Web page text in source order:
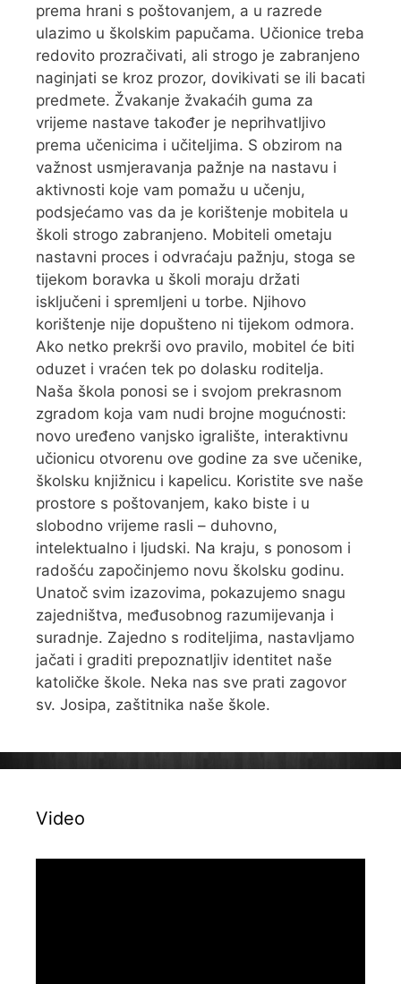
prema hrani s poštovanjem, a u razrede
ulazimo u školskim papučama. Učionice treba
redovito prozračivati, ali strogo je zabranjeno
naginjati se kroz prozor, dovikivati se ili bacati
predmete. Žvakanje žvakaćih guma za
vrijeme nastave također je neprihvatljivo
prema učenicima i učiteljima. S obzirom na
važnost usmjeravanja pažnje na nastavu i
aktivnosti koje vam pomažu u učenju,
podsjećamo vas da je korištenje mobitela u
školi strogo zabranjeno. Mobiteli ometaju
nastavni proces i odvraćaju pažnju, stoga se
tijekom boravka u školi moraju držati
isključeni i spremljeni u torbe. Njihovo
korištenje nije dopušteno ni tijekom odmora.
Ako netko prekrši ovo pravilo, mobitel će biti
oduzet i vraćen tek po dolasku roditelja.
Naša škola ponosi se i svojom prekrasnom
zgradom koja vam nudi brojne mogućnosti:
novo uređeno vanjsko igralište, interaktivnu
učionicu otvorenu ove godine za sve učenike,
školsku knjižnicu i kapelicu. Koristite sve naše
prostore s poštovanjem, kako biste i u
slobodno vrijeme rasli – duhovno,
intelektualno i ljudski. Na kraju, s ponosom i
radošću započinjemo novu školsku godinu.
Unatoč svim izazovima, pokazujemo snagu
zajedništva, međusobnog razumijevanja i
suradnje. Zajedno s roditeljima, nastavljamo
jačati i graditi prepoznatljiv identitet naše
katoličke škole. Neka nas sve prati zagovor
sv. Josipa, zaštitnika naše škole.
Video